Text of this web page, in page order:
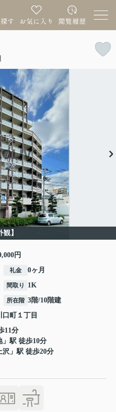
観】
円
礼金 0ヶ月
間取り 1K
所在階 3階/10階建
町 １丁目
11分
」駅 徒歩10分
沢 」駅 徒歩20分